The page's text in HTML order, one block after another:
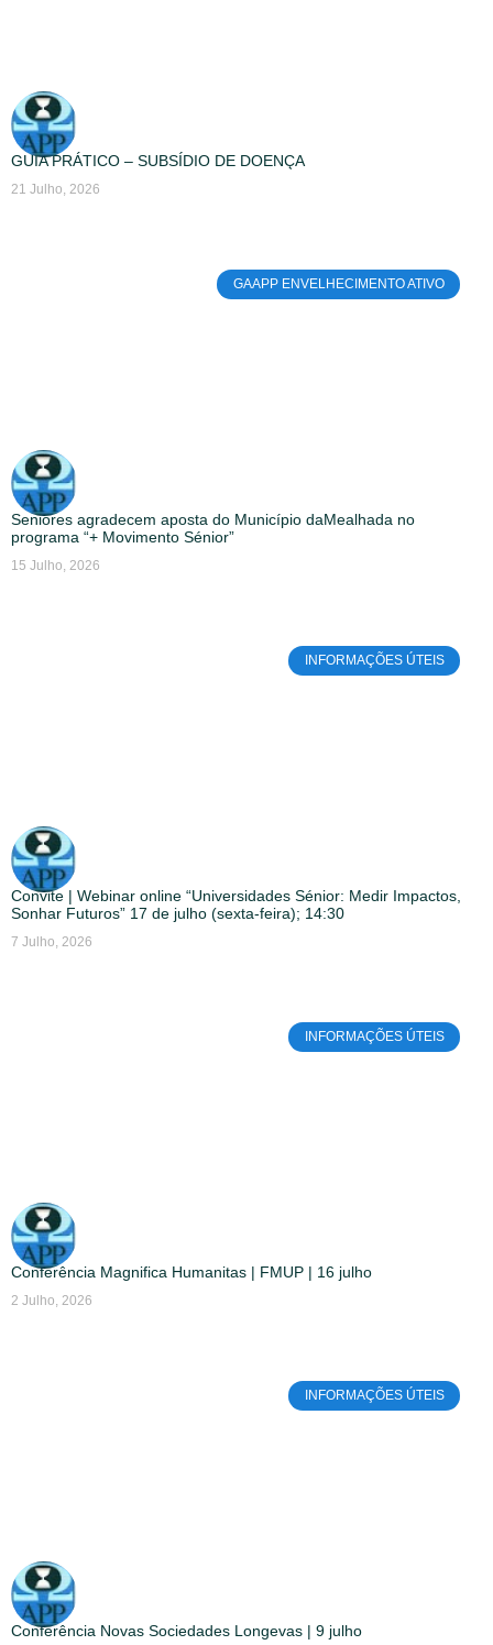
GUIA PRÁTICO – SUBSÍDIO DE DOENÇA
21 Julho, 2026
GAAPP ENVELHECIMENTO ATIVO
Seniores agradecem aposta do Município daMealhada no
programa “+ Movimento Sénior”
15 Julho, 2026
INFORMAÇÕES ÚTEIS
Convite | Webinar online “Universidades Sénior: Medir Impactos,
Sonhar Futuros” 17 de julho (sexta-feira); 14:30
7 Julho, 2026
INFORMAÇÕES ÚTEIS
Conferência Magnifica Humanitas | FMUP | 16 julho
2 Julho, 2026
INFORMAÇÕES ÚTEIS
Conferência Novas Sociedades Longevas | 9 julho